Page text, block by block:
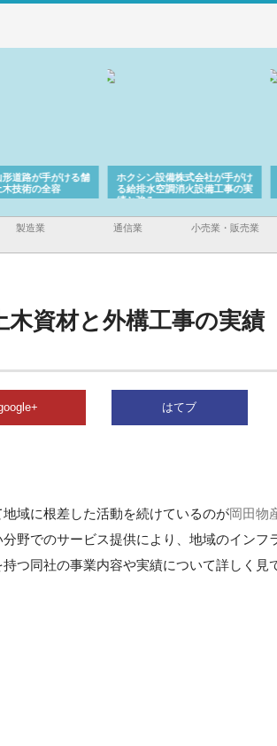
が手がける舗
の全容
ホクシン設備株式会社が手がけ
る給排水空調消火設備工事の実
績と強み
株
の
入
製造業 通信業 小売業・販売業
木資材と外構工事の実績
はてブ
域に根差した活動を続けているのが岡田物
野でのサービス提供により、地域のインフ
つ同社の事業内容や実績について詳しく見